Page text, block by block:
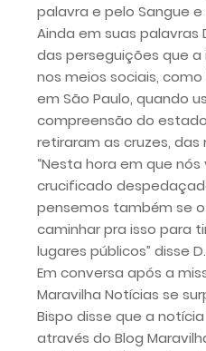
palavra e pelo Sangue
Ainda em suas palavras
das perseguições que
nos meios sociais,
em São Paulo, quando
compreensão do
retiraram as cruzes,
“Nesta hora em que
crucificado
pensemos também se
caminhar pra isso para
lugares públicos” disse
Em conversa após a
Maravilha Notícias se
Bispo disse que a
através do Blog